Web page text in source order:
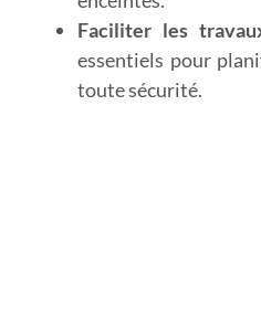
Faciliter les
essentiels pour
toute sécurité.